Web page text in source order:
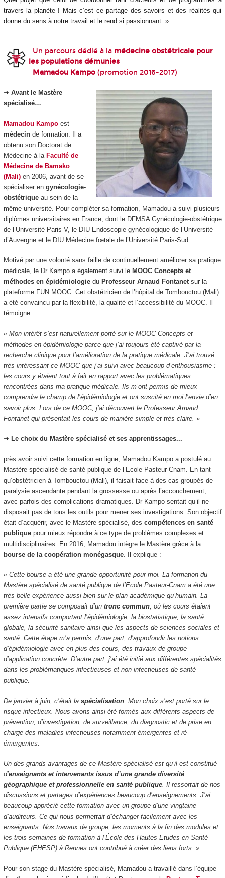
travers la planète ! Mais c’est ce partage des savoirs et des réalités qui
donne du sens à notre travail et le rend si passionnant. »
Un parcours dédié à la médecine obstétricale pour
les populations démunies
Mamadou Kampo(promotion 2016-2017)
➜ Avant le Mastère
spécialisé…
Mamadou Kampoest
médecin de formation. Il a
obtenu son Doctorat de
Médecine à la Faculté de
Médecine de Bamako
(Mali) en 2006, avant de se
spécialiser en gynécologie-
obstétriqueau sein de la
même université. Pour compléter sa formation, Mamadou a suivi plusieurs
diplômes universitaires en France, dont le DFMSA Gynécologie-obstétrique
de l’Université Paris V, le DIU Endoscopie gynécologique de l’Université
d’Auvergne et le DIU Médecine fœtale de l’Université Paris-Sud.
Motivé par une volonté sans faille de continuellement améliorer sa pratique
médicale, le Dr Kampo a également suivi le MOOC Concepts et
méthodes en épidémiologieduProfesseur Arnaud Fontanetsur la
plateforme FUN MOOC. Cet obstétricien de l’hôpital de Tombouctou (Mali)
a été convaincu par la flexibilité, la qualité et l’accessibilité du MOOC. Il
témoigne :
« Mon intérêt s’est naturellement porté sur le MOOC Concepts et
méthodes en épidémiologie parce que j’ai toujours été captivé par la
recherche clinique pour l’amélioration de la pratique médicale. J’ai trouvé
très intéressant ce MOOC que j’ai suivi avec beaucoup d’enthousiasme :
les cours y étaient tout à fait en rapport avec les problématiques
rencontrées dans ma pratique médicale. Ils m’ont permis de mieux
comprendre le champ de l’épidémiologie et ont suscité en moi l’envie d’en
savoir plus. Lors de ce MOOC, j’ai découvert le Professeur Arnaud
Fontanet qui présentait les cours de manière simple et très claire. »
➜ Le choix du Mastère spécialisé et ses apprentissages...
près avoir suivi cette formation en ligne, Mamadou Kampo a postulé au
Mastère spécialisé de santé publique de l’Ecole Pasteur-Cnam. En tant
qu’obstétricien à Tombouctou (Mali), il faisait face à des cas groupés de
paralysie ascendante pendant la grossesse ou après l’accouchement,
avec parfois des complications dramatiques. Dr Kampo sentait qu’il ne
disposait pas de tous les outils pour mener ses investigations. Son objectif
était d’acquérir, avec le Mastère spécialisé, des compétences en santé
publiquepour mieux répondre à ce type de problèmes complexes et
multidisciplinaires. En 2016, Mamadou intègre le Mastère grâce à la
bourse de la coopération monégasque. Il explique :
« Cette bourse a été une grande opportunité pour moi. La formation du
Mastère spécialisé de santé publique de l’Ecole Pasteur-Cnam a été une
très belle expérience aussi bien sur le plan académique qu’humain. La
première partie se composait d’un tronc commun, où les cours étaient
assez intensifs comportant l’épidémiologie, la biostatistique, la santé
globale, la sécurité sanitaire ainsi que les aspects de sciences sociales et
santé. Cette étape m’a permis, d’une part, d’approfondir les notions
d’épidémiologie avec en plus des cours, des travaux de groupe
d’application concrète. D’autre part, j’ai été initié aux différentes spécialités
dans les problématiques infectieuses et non infectieuses de santé
publique.
De janvier à juin, c’était la spécialisation. Mon choix s’est porté sur le
risque infectieux. Nous avons ainsi été formés aux différents aspects de
prévention, d’investigation, de surveillance, du diagnostic et de prise en
charge des maladies infectieuses notamment émergentes et ré-
émergentes.
Un des grands avantages de ce Mastère spécialisé est qu’il est constitué
d’enseignants et intervenants issus d’une grande diversité
géographique et professionnelle en santé publique. Il ressortait de nos
discussions et partages d’expériences beaucoup d’enseignements. J’ai
beaucoup apprécié cette formation avec un groupe d’une vingtaine
d’auditeurs. Ce qui nous permettait d’échanger facilement avec les
enseignants. Nos travaux de groupe, les moments à la fin des modules et
les trois semaines de formation à l’École des Hautes Etudes en Santé
Publique (EHESP) à Rennes ont contribué à créer des liens forts. »
Pour son stage du Mastère spécialisé, Mamadou a travaillé dans l’équipe